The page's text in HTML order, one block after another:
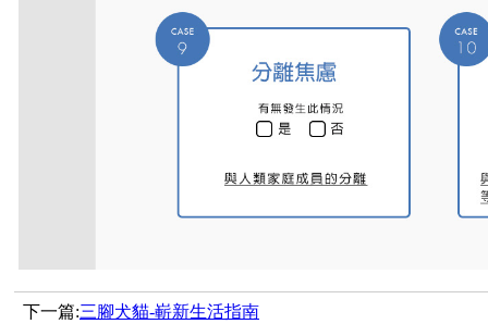
下一篇:三腳犬貓-嶄新生活指南